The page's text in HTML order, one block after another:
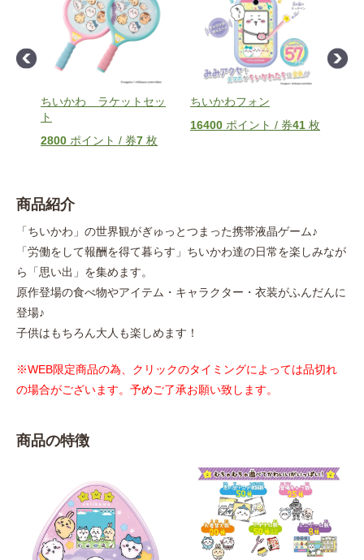
ちいかわ ラケットセッ
ト
2800 ポイント / 券7 枚
ちいかわフォン
16400 ポイント / 券41 枚
商品紹介
「ちいかわ」の世界観がぎゅっとつまった携帯液晶ゲーム♪
「労働をして報酬を得て暮らす」ちいかわ達の日常を楽しみなが
ら「思い出」を集めます。
原作登場の食べ物やアイテム・キャラクター・衣装がふんだんに
登場♪
子供はもちろん大人も楽しめます！
※WEB限定商品の為、クリックのタイミングによっては品切れ
の場合がございます。予めご了承お願い致します。
商品の特徴